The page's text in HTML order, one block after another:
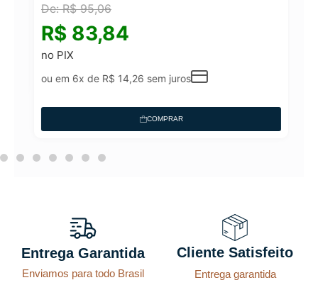
De:R$95,06
R$83,84
no PIX
ou em 6x de R$14,26sem juros
COMPRAR
Entrega Garantida
Enviamos para todo Brasil
Cliente Satisfeito
Entrega garantida